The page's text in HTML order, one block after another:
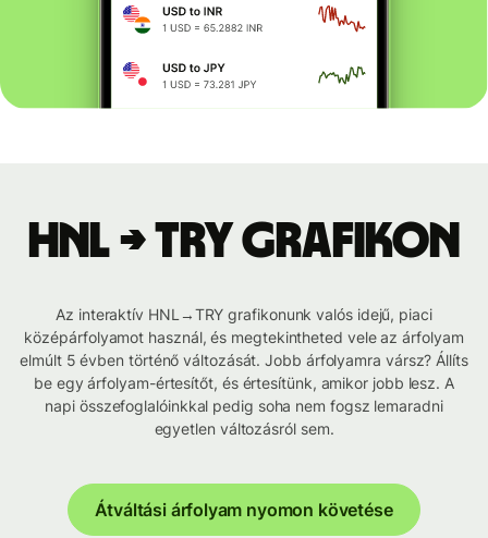
HNL → TRY grafikon
Az interaktív HNL→TRY grafikonunk valós idejű, piaci
középárfolyamot használ, és megtekintheted vele az árfolyam
elmúlt 5 évben történő változását. Jobb árfolyamra vársz? Állíts
be egy árfolyam-értesítőt, és értesítünk, amikor jobb lesz. A
napi összefoglalóinkkal pedig soha nem fogsz lemaradni
egyetlen változásról sem.
Átváltási árfolyam nyomon követése